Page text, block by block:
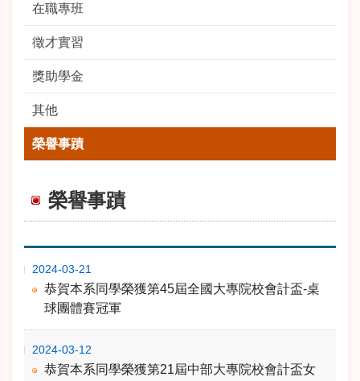
在職專班
徵才實習
獎助學金
其他
榮譽事蹟
榮譽事蹟
標 題
恭賀本系同學榮獲第45屆全國大專院校會計盃-桌
球團體賽冠軍
2024-03-21
恭賀本系同學榮獲第21屆中部大專院校會計盃女
2024-03-12